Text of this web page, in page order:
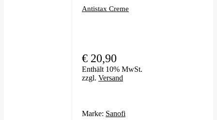
Antistax Creme
€ 20,90
Enthält 10% MwSt.
zzgl. Versand
Marke: Sanofi